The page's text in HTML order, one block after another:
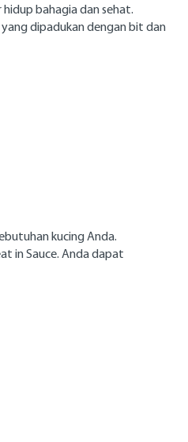
bahagia dan sehat.
dipadukan dengan bit dan
kucing Anda.
in Sauce. Anda dapat